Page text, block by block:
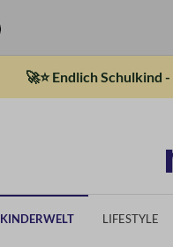
🚀⭐ Endlich Schulkind -
KINDERWELT LIFESTYLE